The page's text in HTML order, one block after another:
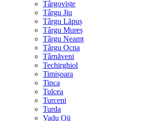
Târgoviște
Târgu Jiu
Târgu Lăpuș
Târgu Mureș
Târgu Neamț
Târgu Ocna
Târnăveni
Techirghiol
Timișoara
Tinca
Tulcea
Turceni
Turda
Vadu Oii